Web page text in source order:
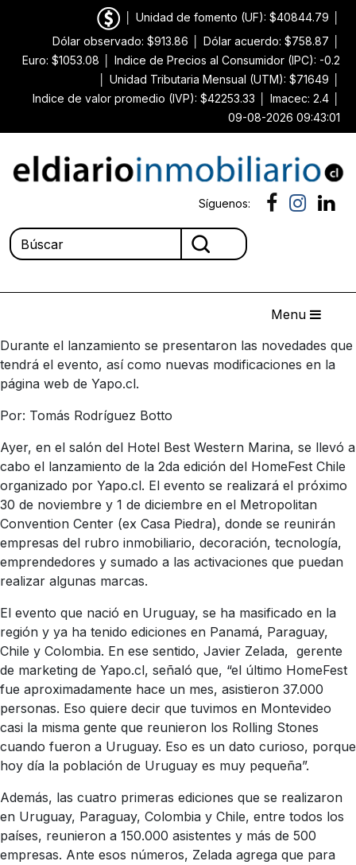
Unidad de fomento (UF): $40844.79
Dólar observado: $913.86
Dólar acuerdo: $758.87
Euro: $1053.08
Indice de Precios al Consumidor (IPC): -0.2
Unidad Tributaria Mensual (UTM): $71649
Indice de valor promedio (IVP): $42253.33
Imacec: 2.4
09-08-2026 09:43:01
Síguenos:
Menu
Durante el lanzamiento se presentaron las novedades que
tendrá el evento, así como nuevas modificaciones en la
página web de Yapo.cl.
Por: Tomás Rodríguez Botto
Ayer, en el salón del Hotel Best Western Marina, se llevó a
cabo el lanzamiento de la 2da edición del HomeFest Chile
organizado por Yapo.cl. El evento se realizará el próximo
30 de noviembre y 1 de diciembre en el Metropolitan
Convention Center (ex Casa Piedra), donde se reunirán
empresas del rubro inmobiliario, decoración, tecnología,
emprendedores y sumado a las activaciones que puedan
realizar algunas marcas.
El evento que nació en Uruguay, se ha masificado en la
región y ya ha tenido ediciones en Panamá, Paraguay,
Chile y Colombia. En ese sentido, Javier Zelada, gerente
de marketing de Yapo.cl, señaló que, “el último HomeFest
fue aproximadamente hace un mes, asistieron 37.000
personas. Eso quiere decir que tuvimos en Montevideo
casi la misma gente que reunieron los Rolling Stones
cuando fueron a Uruguay. Eso es un dato curioso, porque
hoy día la población de Uruguay es muy pequeña”.
Además, las cuatro primeras ediciones que se realizaron
en Uruguay, Paraguay, Colombia y Chile, entre todos los
países, reunieron a 150.000 asistentes y más de 500
empresas. Ante esos números, Zelada agrega que para